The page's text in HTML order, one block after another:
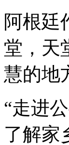
阿根廷
堂，天
慧的地
“走进
了解家